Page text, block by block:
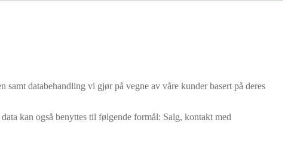
databehandling vi gjør på vegne av våre kunder basert på deres
kan også benyttes til følgende formål: Salg, kontakt med